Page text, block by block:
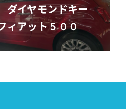
ダイヤモンドキー
アット５００